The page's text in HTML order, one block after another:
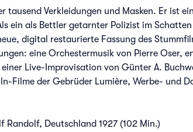
tausend Verkleidungen und Masken. Er ist
ein als Bettler getarnter Polizist im
digital restaurierte Fassung des
eine Orchestermusik von Pierre Oser,
Live-Improvisation von Günter A.
Filme der Gebrüder Lumière, Werbe- und
Randolf, Deutschland 1927 (102 Min.)